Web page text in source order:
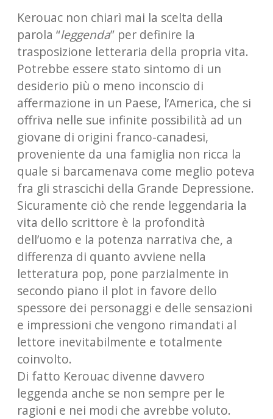
Kerouac non chiarì mai la scelta della
parola “leggenda” per definire la
trasposizione letteraria della propria vita.
Potrebbe essere stato sintomo di un
desiderio più o meno inconscio di
affermazione in un Paese, l’America, che si
offriva nelle sue infinite possibilità ad un
giovane di origini franco-canadesi,
proveniente da una famiglia non ricca la
quale si barcamenava come meglio poteva
fra gli strascichi della Grande Depressione.
Sicuramente ciò che rende leggendaria la
vita dello scrittore è la profondità
dell’uomo e la potenza narrativa che, a
differenza di quanto avviene nella
letteratura pop, pone parzialmente in
secondo piano il plot in favore dello
spessore dei personaggi e delle sensazioni
e impressioni che vengono rimandati al
lettore inevitabilmente e totalmente
coinvolto.
Di fatto Kerouac divenne davvero
leggenda anche se non sempre per le
ragioni e nei modi che avrebbe voluto.